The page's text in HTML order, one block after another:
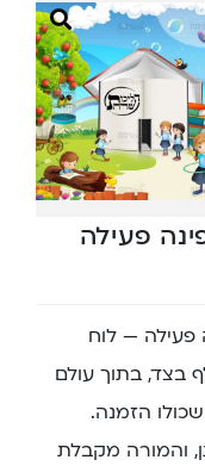
פעילה
פעילה — לוח
בצד, בתוך עולם
הזמנה.
והמורה מקבלת